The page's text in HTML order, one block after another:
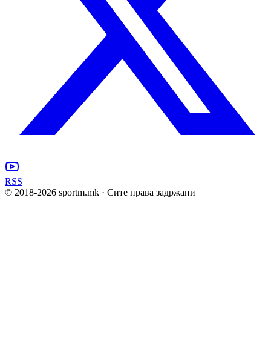
RSS
© 2018-2026 sportm.mk · Сите права задржани